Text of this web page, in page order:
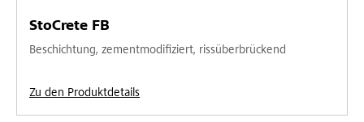
StoCrete FB
Beschichtung, zementmodifiziert, rissüberbrückend
Zu den Produktdetails